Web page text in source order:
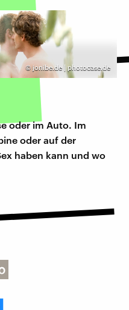
©jonibe.de | photocase.de
oder im Auto. Im
oder auf der
haben kann und wo